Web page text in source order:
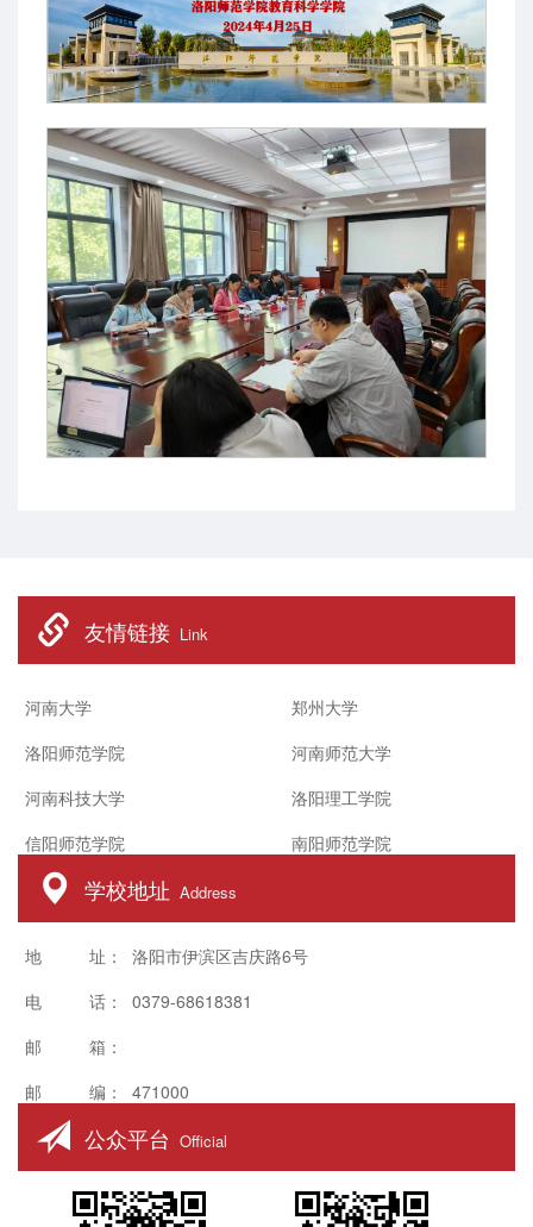
友情链接 Link
河南大学
洛阳师范学院
河南科技大学
信阳师范学院
郑州大学
河南师范大学
洛阳理工学院
南阳师范学院
学校地址 Address
地 址： 洛阳市伊滨区吉庆路6号
电 话： 0379-68618381
邮 箱：
邮 编： 471000
公众平台 Official